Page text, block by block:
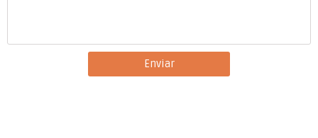
Enviar